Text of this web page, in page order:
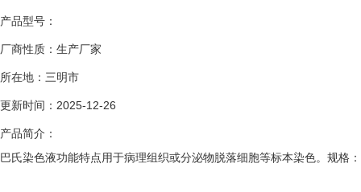
产品型号：
厂商性质：生产厂家
所在地：三明市
更新时间：2025-12-26
产品简介：
巴氏染色液功能特点用于病理组织或分泌物脱落细胞等标本染色。规格